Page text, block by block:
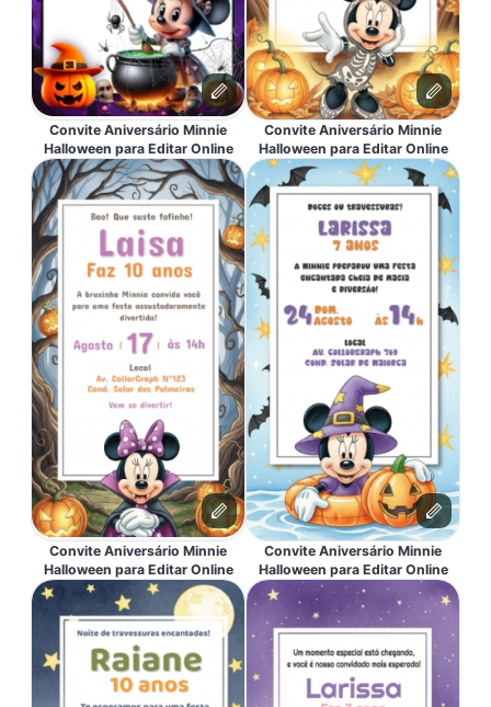
Convite Aniversário Minnie
Halloween para Editar Online
Convite Aniversário Minnie
Halloween para Editar Online
Convite Aniversário Minnie
Halloween para Editar Online
Convite Aniversário Minnie
Halloween para Editar Online